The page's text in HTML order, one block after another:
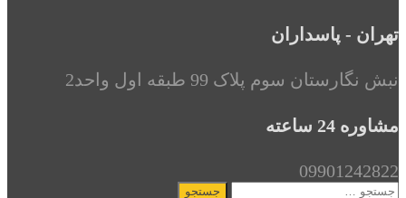
تهران - پاسداران
نبش نگارستان سوم پلاک 99 طبقه اول واحد2
مشاوره 24 ساعته
09901242822
جستجو